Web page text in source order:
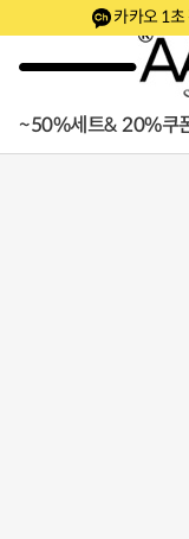
카카오 1초
~50%세트& 20%쿠